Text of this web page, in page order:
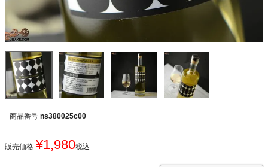
商品番号 ns380025c00
販売価格 ¥1,980税込